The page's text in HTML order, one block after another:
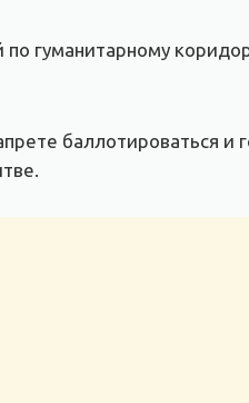
гуманитарному
баллотироваться и